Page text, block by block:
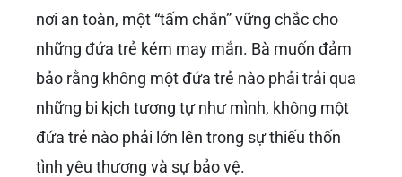
nơi an toàn, một “tấm chắn” vững chắc cho
những đứa trẻ kém may mắn. Bà muốn đảm
bảo rằng không một đứa trẻ nào phải trải qua
những bi kịch tương tự như mình, không một
đứa trẻ nào phải lớn lên trong sự thiếu thốn
tình yêu thương và sự bảo vệ.